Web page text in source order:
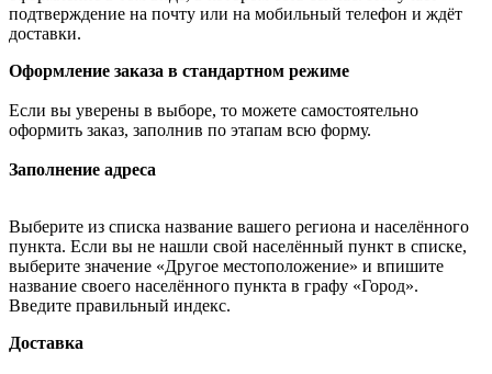
подтверждение на почту или на мобильный телефон и ждёт
доставки.
Оформление заказа в стандартном режиме
Если вы уверены в выборе, то можете самостоятельно
оформить заказ, заполнив по этапам всю форму.
Заполнение адреса
Выберите из списка название вашего региона и населённого
пункта. Если вы не нашли свой населённый пункт в списке,
выберите значение «Другое местоположение» и впишите
название своего населённого пункта в графу «Город».
Введите правильный индекс.
Доставка